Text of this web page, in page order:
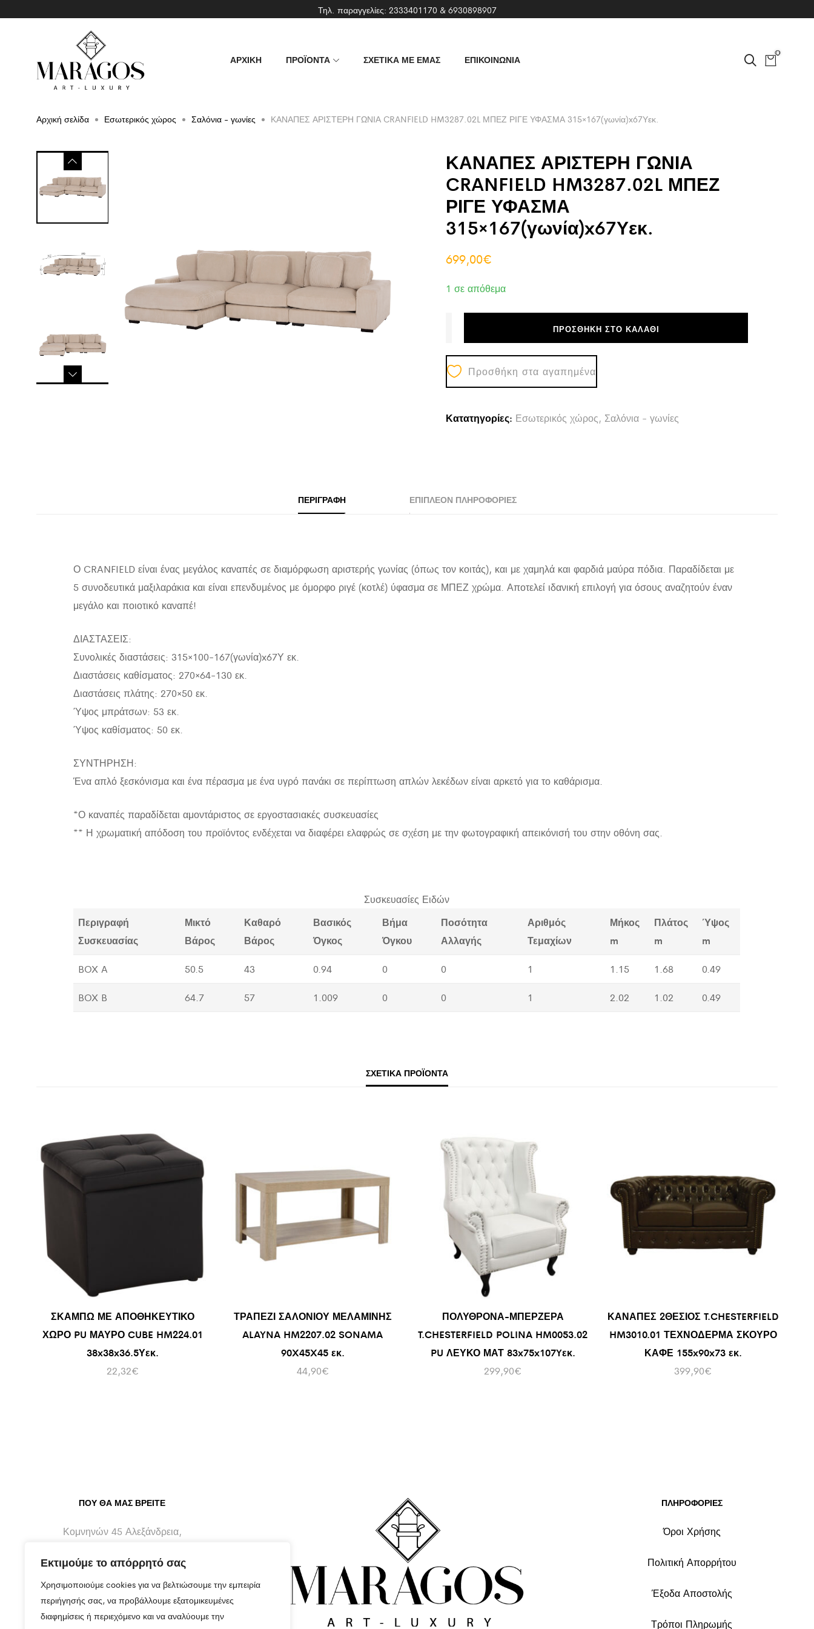
Εκτιμούμε το απόρρητό σας
Χρησιμοποιούμε cookies για να βελτιώσουμε την εμπειρία
περιήγησής σας, να προβάλλουμε εξατομικευμένες
διαφημίσεις ή περιεχόμενο και να αναλύουμε την
Τηλ. παραγγελίες: 2333401170& 6930898907
ΑΡΧΙΚΗ ΠΡΟΪΟΝΤΑ ΣΧΕΤΙΚΑ ΜΕ ΕΜΑΣ ΕΠΙΚΟΙΝΩΝΙΑ
0
Αρχική σελίδα Εσωτερικός χώρος Σαλόνια - γωνίες ΚΑΝΑΠΕΣ ΑΡΙΣΤΕΡΗ ΓΩΝΙΑ CRANFIELD HM3287.02L ΜΠΕΖ ΡΙΓΕ ΥΦΑΣΜΑ 315×167(γωνία)x67Υεκ.
ΚΑΝΑΠΕΣ ΑΡΙΣΤΕΡΗ ΓΩΝΙΑ
CRANFIELD HM3287.02L ΜΠΕΖ
ΡΙΓΕ ΥΦΑΣΜΑ
315×167(γωνία)x67Υεκ.
699,00€
1 σε απόθεμα
ΠΡΟΣΘΉΚΗ ΣΤΟ ΚΑΛΆΘΙ
Προσθήκη στα αγαπημένα
Κατατηγορίες: Εσωτερικός χώρος, Σαλόνια - γωνίες
ΠΕΡΙΓΡΑΦΉ ΕΠΙΠΛΈΟΝ ΠΛΗΡΟΦΟΡΊΕΣ
Ο CRANFIELD είναι ένας μεγάλος καναπές σε διαμόρφωση αριστερής γωνίας (όπως τον κοιτάς), και με χαμηλά και φαρδιά μαύρα πόδια. Παραδίδεται με
5 συνοδευτικά μαξιλαράκια και είναι επενδυμένος με όμορφο ριγέ (κοτλέ) ύφασμα σε ΜΠΕΖ χρώμα. Αποτελεί ιδανική επιλογή για όσους αναζητούν έναν
μεγάλο και ποιοτικό καναπέ!
ΔΙΑΣΤΑΣΕΙΣ:
Συνολικές διαστάσεις: 315×100-167(γωνία)x67Υ εκ.
Διαστάσεις καθίσματος: 270×64-130 εκ.
Διαστάσεις πλάτης: 270×50 εκ.
Ύψος μπράτσων: 53 εκ.
Ύψος καθίσματος: 50 εκ.
ΣΥΝΤΗΡΗΣΗ:
Ένα απλό ξεσκόνισμα και ένα πέρασμα με ένα υγρό πανάκι σε περίπτωση απλών λεκέδων είναι αρκετό για το καθάρισμα.
*Ο καναπές παραδίδεται αμοντάριστος σε εργοστασιακές συσκευασίες
** Η χρωματική απόδοση του προϊόντος ενδέχεται να διαφέρει ελαφρώς σε σχέση με την φωτογραφική απεικόνισή του στην οθόνη σας.
Συσκευασίες Ειδών
Περιγραφή
Συσκευασίας
Μικτό
Βάρος
Καθαρό
Βάρος
Βασικός
Όγκος
Βήμα
Όγκου
Ποσότητα
Αλλαγής
Αριθμός
Τεμαχίων
Μήκος
m
Πλάτος
m
Ύψος
m
BOX A 50.5 43 0.94 0 0 1 1.15 1.68 0.49
BOX B 64.7 57 1.009 0 0 1 2.02 1.02 0.49
ΣΧΕΤΙΚΆ ΠΡΟΪΌΝΤΑ
ΣΚΑΜΠΩ ΜΕ ΑΠΟΘΗΚΕΥΤΙΚΟ
ΧΩΡΟ PU ΜΑΥΡΟ CUBE HM224.01
38x38x36.5Υεκ.
22,32€
ΤΡΑΠΕΖΙ ΣΑΛΟΝΙΟΥ ΜΕΛΑΜΙΝΗΣ
ALAYNA HM2207.02 SONAMA
90X45X45 εκ.
44,90€
ΠΟΛΥΘΡΟΝΑ-ΜΠΕΡΖΕΡΑ
T.CHESTERFIELD POLINA HM0053.02
PU ΛΕΥΚΟ ΜΑΤ 83x75x107Yεκ.
299,90€
ΚΑΝΑΠΕΣ 2ΘΕΣΙΟΣ T.CHESTERFIELD
HM3010.01 ΤΕΧΝΟΔΕΡΜΑ ΣΚΟΥΡΟ
ΚΑΦΕ 155x90x73 εκ.
399,90€
ΠΟΥ ΘΑ ΜΑΣ ΒΡΕΊΤΕ
Κομνηνών 45 Αλεξάνδρεια,
info@maragos-artluxury.com
+30 2333401170
+30 6930898907
ΠΛΗΡΟΦΟΡΙΕΣ
Όροι Χρήσης
Πολιτική Απορρήτου
Έξοδα Αποστολής
Τρόποι Πληρωμής